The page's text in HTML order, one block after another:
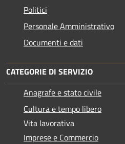
Politici
Personale Amministrativo
Documenti e dati
CATEGORIE DI SERVIZIO
Anagrafe e stato civile
Cultura e tempo libero
Vita lavorativa
Imprese e Commercio